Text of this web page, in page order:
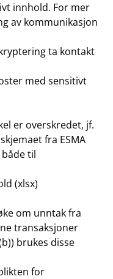
innhold. For mer
av kommunikasjon
ta kontakt
med sensitivt
er overskredet, jf.
fra ESMA
til
(xlsx)
om unntak fra
transaksjoner
brukes disse
for